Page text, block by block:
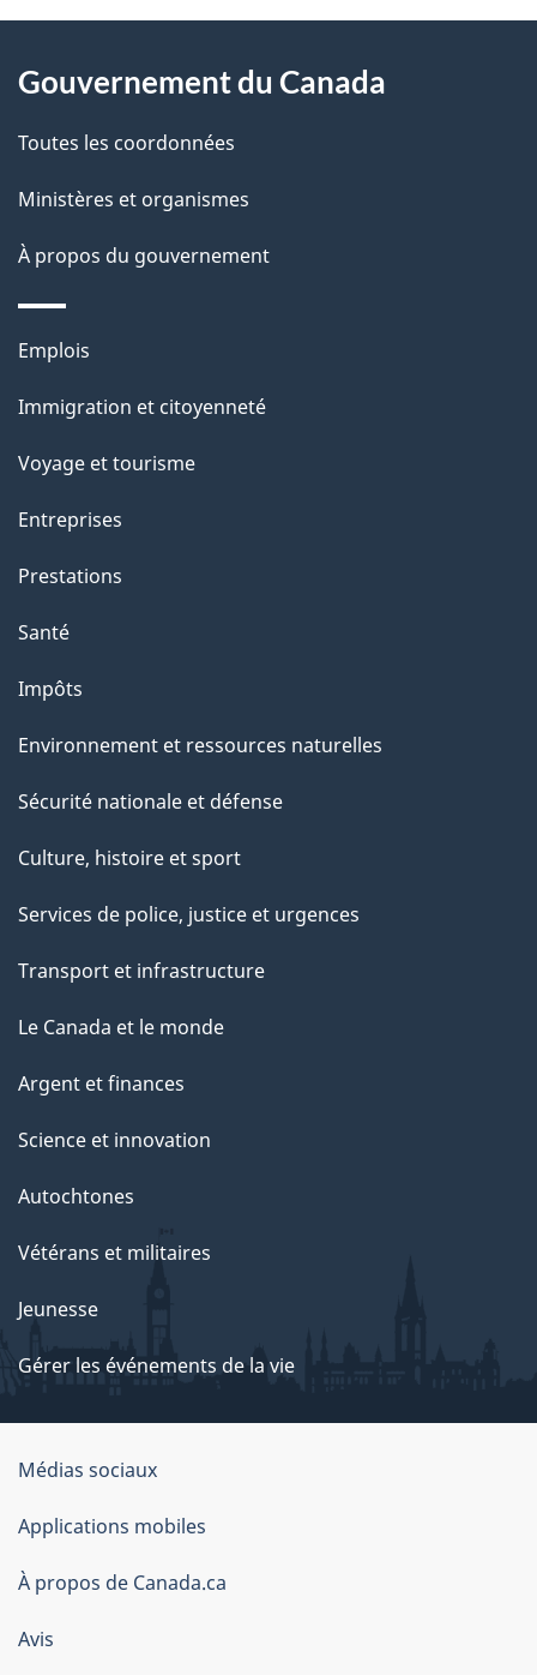
i
l
s
d
e
l
a
p
a
g
e
propos
de
ce
site
Gouvernement du Canada
Toutes les coordonnées
Ministères et organismes
À propos du gouvernement
Thèmes
sujets
Emplois
Immigration et citoyenneté
Voyage et tourisme
Entreprises
Prestations
Santé
Impôts
Environnement et ressources naturelles
Sécurité nationale et défense
Culture, histoire et sport
Services de police, justice et urgences
Transport et infrastructure
Le Canada et le monde
Argent et finances
Science et innovation
Autochtones
Vétérans et militaires
Jeunesse
Gérer les événements de la vie
Organisation
du
gouvernement
du
Canada
Médias sociaux
Applications mobiles
À propos de Canada.ca
Avis